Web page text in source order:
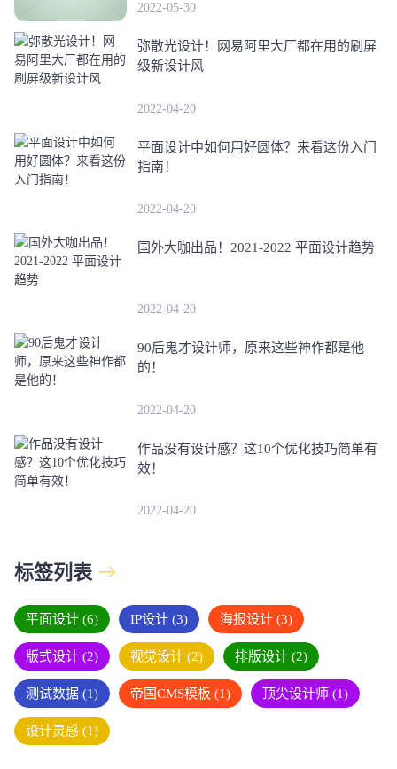
2022-05-30
弥散光设计！网易阿里大厂都在用的刷屏
级新设计风
2022-04-20
平面设计中如何用好圆体？来看这份入门
指南！
2022-04-20
国外大咖出品！2021-2022 平面设计趋势
2022-04-20
90后鬼才设计师，原来这些神作都是他
的！
2022-04-20
作品没有设计感？这10个优化技巧简单有
效！
2022-04-20
标签列表
平面设计 (6) IP设计 (3) 海报设计 (3)
版式设计 (2) 视觉设计 (2) 排版设计 (2)
测试数据 (1) 帝国CMS模板 (1) 顶尖设计师 (1)
设计灵感 (1)